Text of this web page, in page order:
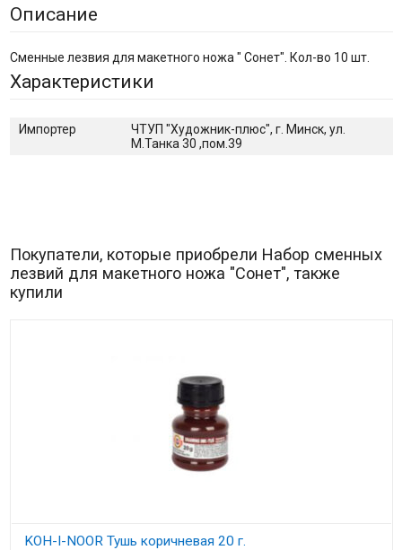
Описание
Сменные лезвия для макетного ножа " Сонет". Кол-во 10 шт.
Характеристики
Импортер
ЧТУП "Художник-плюс", г. Минск, ул.
М.Танка 30 ,пом.39
Покупатели, которые приобрели Набор сменных
лезвий для макетного ножа "Сонет", также
купили
KOH-I-NOOR Тушь коричневая 20 г.